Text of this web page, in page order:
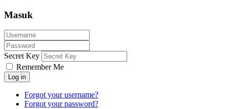
Masuk
Secret Key
Remember Me
Log in
Forgot your username?
Forgot your password?